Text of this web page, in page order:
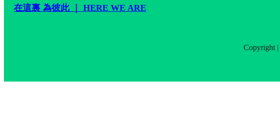
在這裏 為彼此 ｜ HERE WE ARE
Copyright